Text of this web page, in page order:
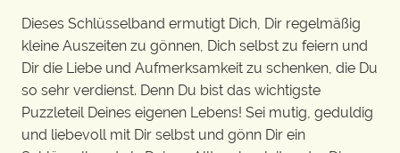
Dieses Schlüsselband ermutigt Dich, Dir regelmäßig
kleine Auszeiten zu gönnen, Dich selbst zu feiern und
Dir die Liebe und Aufmerksamkeit zu schenken, die Du
so sehr verdienst. Denn Du bist das wichtigste
Puzzleteil Deines eigenen Lebens! Sei mutig, geduldig
und liebevoll mit Dir selbst und gönn Dir ein